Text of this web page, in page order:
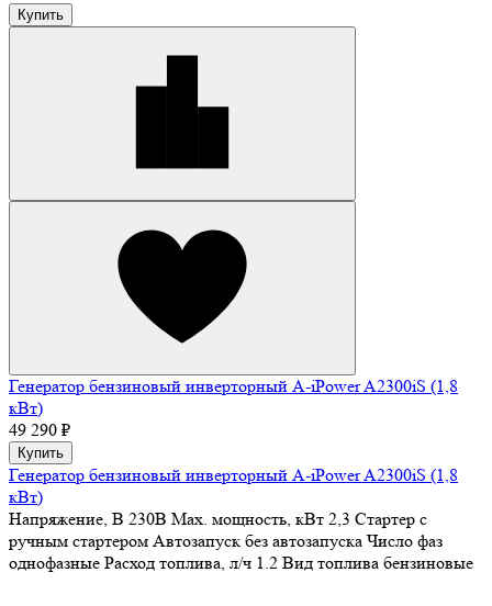
Купить
Генератор бензиновый инверторный A-iPower A2300iS (1,8
кВт)
49 290 ₽
Купить
Генератор бензиновый инверторный A-iPower A2300iS (1,8
кВт)
Напряжение, В 230В Max. мощность, кВт 2,3 Стартер с
ручным стартером Автозапуск без автозапуска Число фаз
однофазные Расход топлива, л/ч 1.2 Вид топлива бензиновые